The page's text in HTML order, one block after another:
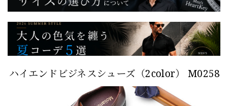
ハイエンドビジネスシューズ（2color） M0258